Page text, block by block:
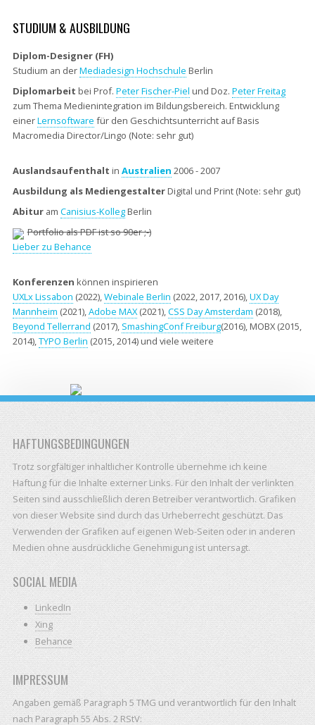
STUDIUM & AUSBILDUNG
Diplom-Designer (FH)
Studium an derMediadesign Hochschule Berlin
Diplomarbeit bei Prof. Peter Fischer-Piel und Doz. Peter Freitag
zum Thema Medienintegration im Bildungsbereich. Entwicklung
einerLernsoftware für den Geschichtsunterricht auf Basis
Macromedia Director/Lingo (Note: sehr gut)
Auslandsaufenthalt in Australien 2006 - 2007
Ausbildung als MediengestalterDigital und Print (Note: sehr gut)
Abituram Canisius-KollegBerlin
Portfolio als PDF ist so 90er ;-)
Lieber zu Behance
Konferenzen können inspirieren
UXLx Lissabon (2022),Webinale Berlin (2022, 2017, 2016),UX Day
Mannheim (2021),Adobe MAX(2021),CSS Day Amsterdam (2018),
Beyond Tellerrand (2017), SmashingConf Freiburg(2016), MOBX (2015,
2014),TYPO Berlin (2015, 2014) und viele weitere
HAFTUNGSBEDINGUNGEN
Trotz sorgfältiger inhaltlicher Kontrolle übernehme ich keine
Haftung für die Inhalte externer Links. Für den Inhalt der verlinkten
Seiten sind ausschließlich deren Betreiber verantwortlich. Grafiken
von dieser Website sind durch das Urheberrecht geschützt. Das
Verwenden der Grafiken auf eigenen Web-Seiten oder in anderen
Medien ohne ausdrückliche Genehmigung ist untersagt.
SOCIAL MEDIA
LinkedIn
Xing
Behance
IMPRESSUM
Angaben gemäß Paragraph 5 TMG und verantwortlich für den Inhalt
nach Paragraph 55 Abs. 2 RStV: